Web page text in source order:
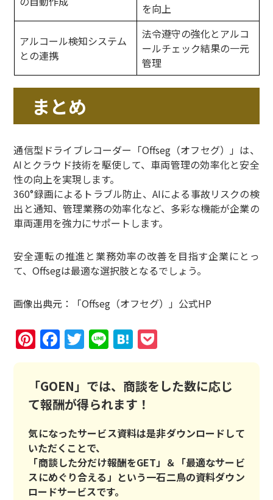
を向上
アルコール検知システム
との連携
法令遵守の強化とアルコ
ールチェック結果の一元
管理
まとめ
通信型ドライブレコーダー「Offseg（オフセグ）」は、
AIとクラウド技術を駆使して、車両管理の効率化と安全
性の向上を実現します。
360°録画によるトラブル防止、AIによる事故リスクの検
出と通知、管理業務の効率化など、多彩な機能が企業の
車両運用を強力にサポートします。
安全運転の推進と業務効率の改善を目指す企業にとっ
て、Offsegは最適な選択肢となるでしょう。
画像出典元：「Offseg（オフセグ）」公式HP
Pinterest
Facebook
Twitter
LineHatena
「GOEN」では、商談をした数に応じ
て報酬が得られます！
気になったサービス資料は是非ダウンロードして
いただくことで、
「商談した分だけ報酬をGET」＆「最適なサービ
スにめぐり合える」という一石二鳥の資料ダウン
ロードサービスです。